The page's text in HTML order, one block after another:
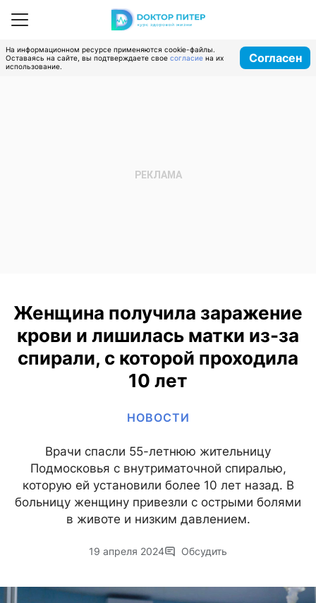
На информационном ресурсе применяются cookie-файлы.
Оставаясь на сайте, вы подтверждаете свое согласие на их
использование.
Согласен
Женщина получила заражение
крови и лишилась матки из-за
спирали, с которой проходила
10 лет
НОВОСТИ
Врачи спасли 55-летнюю жительницу
Подмосковья с внутриматочной спиралью,
которую ей установили более 10 лет назад. В
больницу женщину привезли с острыми болями
в животе и низким давлением.
19 апреля 2024 Обсудить